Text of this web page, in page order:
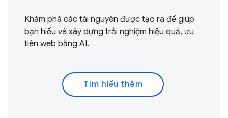
Khám phá các tài nguyên được tạo ra để giúp
bạn hiểu và xây dựng trải nghiệm hiệu quả, ưu
tiên web bằng AI.
Tìm hiểu thêm